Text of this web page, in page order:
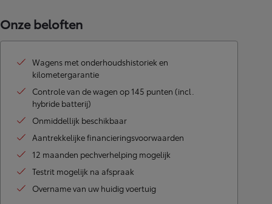
Onze beloften
Wagens met onderhoudshistoriek en
kilometergarantie
Controle van de wagen op 145 punten (incl.
hybride batterij)
Onmiddellijk beschikbaar
Aantrekkelijke financieringsvoorwaarden
12 maanden pechverhelping mogelijk
Testrit mogelijk na afspraak
Overname van uw huidig voertuig